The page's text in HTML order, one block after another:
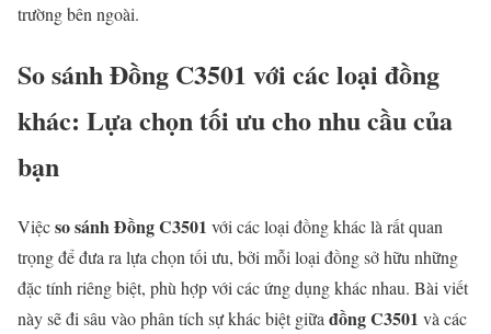
trường bên ngoài.
So sánhĐồng C3501 với các loại đồng
khác: Lựa chọn tối ưu cho nhu cầu của
bạn
Việcso sánh Đồng C3501 với các loại đồng khác là rất quan
trọng để đưa ra lựa chọn tối ưu, bởi mỗi loại đồng sở hữu những
đặc tính riêng biệt, phù hợp với các ứng dụng khác nhau. Bài viết
này sẽ đi sâu vào phân tích sự khác biệt giữa đồng C3501 và các